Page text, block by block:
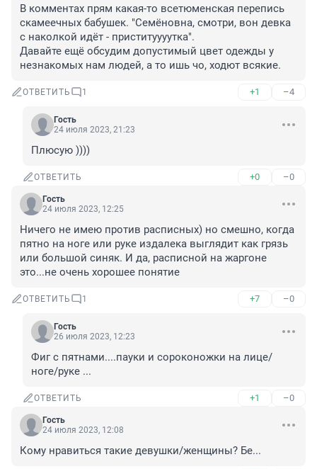
В комментах прям какая-то всетюменская перепись
скамеечных бабушек. "Семёновна, смотри, вон девка
с наколкой идёт - приституууутка".
Давайте ещё обсудим допустимый цвет одежды у
незнакомых нам людей, а то ишь чо, ходют всякие.
ОТВЕТИТЬ 1 +1 –4
Гость
24 июля 2023, 21:23
Плюсую ))))
ОТВЕТИТЬ +0 –0
Гость
24 июля 2023, 12:25
Ничего не имею против расписных) но смешно, когда
пятно на ноге или руке издалека выглядит как грязь
или большой синяк. И да, расписной на жаргоне
это...не очень хорошее понятие
ОТВЕТИТЬ 1 +7 –0
Гость
26 июля 2023, 12:23
Фиг с пятнами....пауки и сороконожки на лице/
ноге/руке ...
ОТВЕТИТЬ +1 –0
Гость
24 июля 2023, 12:08
Кому нравиться такие девушки/женщины? Бе...